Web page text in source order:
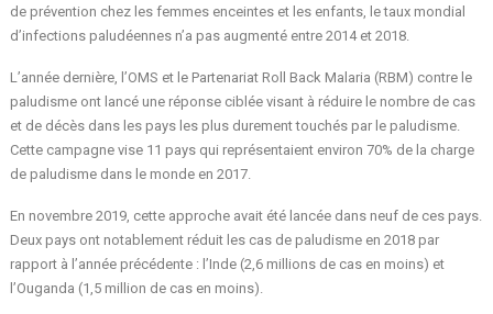
de prévention chez les femmes enceintes et les enfants, le taux mondial
d’infections paludéennes n’a pas augmenté entre 2014 et 2018.
L’année dernière, l’OMS et le Partenariat Roll Back Malaria (RBM) contre le
paludisme ont lancé une réponse ciblée visant à réduire le nombre de cas
et de décès dans les pays les plus durement touchés par le paludisme.
Cette campagne vise 11 pays qui représentaient environ 70% de la charge
de paludisme dans le monde en 2017.
En novembre 2019, cette approche avait été lancée dans neuf de ces pays.
Deux pays ont notablement réduit les cas de paludisme en 2018 par
rapport à l’année précédente : l’Inde (2,6 millions de cas en moins) et
l’Ouganda (1,5 million de cas en moins).